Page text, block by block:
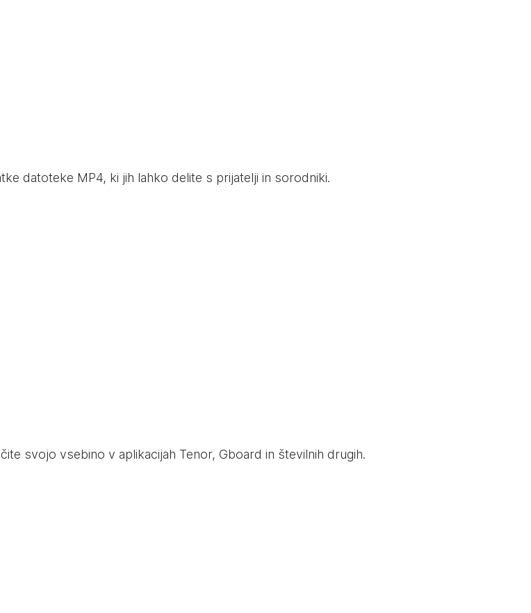
datoteke MP4, ki jih lahko delite s prijatelji in sorodniki.
svojo vsebino v aplikacijah Tenor, Gboard in številnih drugih.